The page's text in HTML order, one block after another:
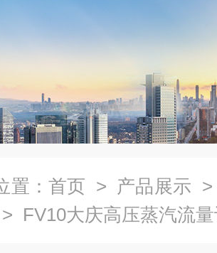
置： 首页 > 产品展示
> FV10大庆高压蒸汽流